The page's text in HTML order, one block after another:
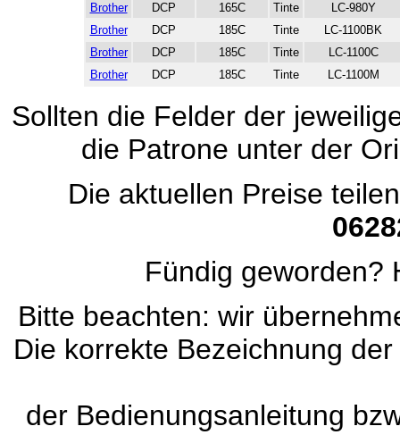
Brother
DCP 165C Tinte
LC-980Y
Brother
DCP 185C Tinte
LC-1100BK
Brother
DCP 185C Tinte
LC-1100C
Brother
DCP 185C Tinte LC-1100M
Sollten die Felder der
die Patrone unter der
Die aktuellen Preise
Fündig geworden?
Bitte beachten: wir
Die korrekte Bezeichnung
der Bedienungsanleitung